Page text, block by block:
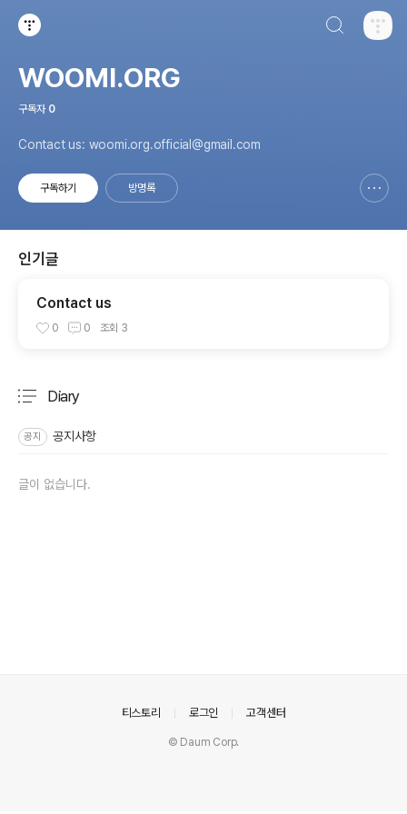
WOOMI.ORG
구독자 0
Contact us: woomi.org.official@gmail.com
구독하기 방명록
인기글
Contact us
0 0 조회 3
Diary
공지 공지사항
글이 없습니다.
티스토리 로그인 고객센터
© Daum Corp.